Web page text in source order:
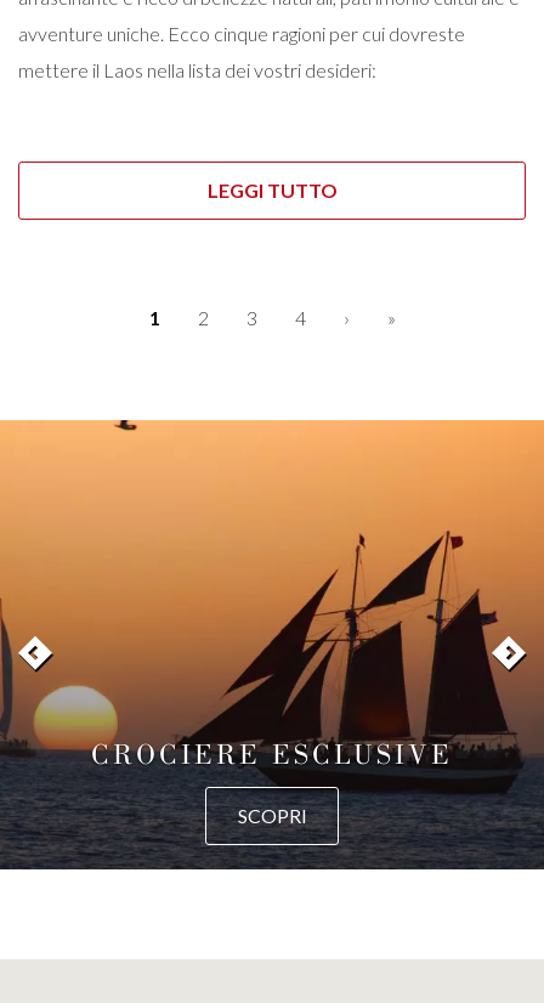
avventure uniche. Ecco cinque ragioni per cui dovreste
mettere il Laos nella lista dei vostri desideri:
LEGGI TUTTO
Pagina
1 Pagina
2 Pagina
3 Pagina
4
Pagina
›
Ultima
»
CROCIERE ESCLUSIVE
SCOPRI